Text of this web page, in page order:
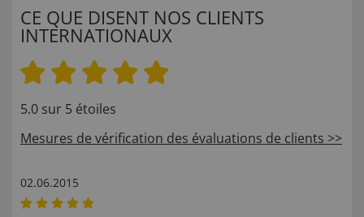
CE QUE DISENT NOS CLIENTS
INTERNATIONAUX
5.0 sur 5 étoiles
Mesures de vérification des évaluations de clients >>
02.06.2015